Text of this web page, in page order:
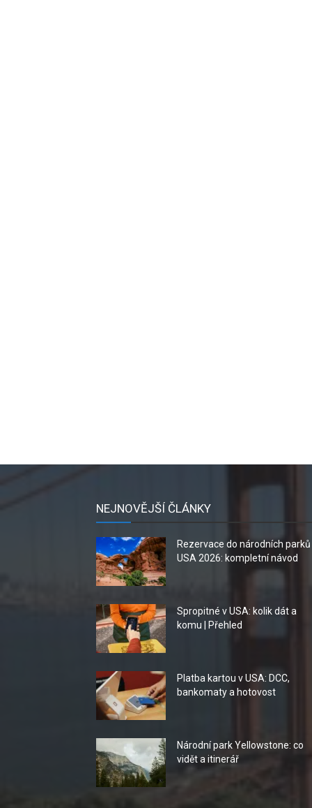
NEJNOVĚJŠÍ ČLÁNKY
Rezervace do národních parků
USA 2026: kompletní návod
Spropitné v USA: kolik dát a
komu | Přehled
Platba kartou v USA: DCC,
bankomaty a hotovost
Národní park Yellowstone: co
vidět a itinerář